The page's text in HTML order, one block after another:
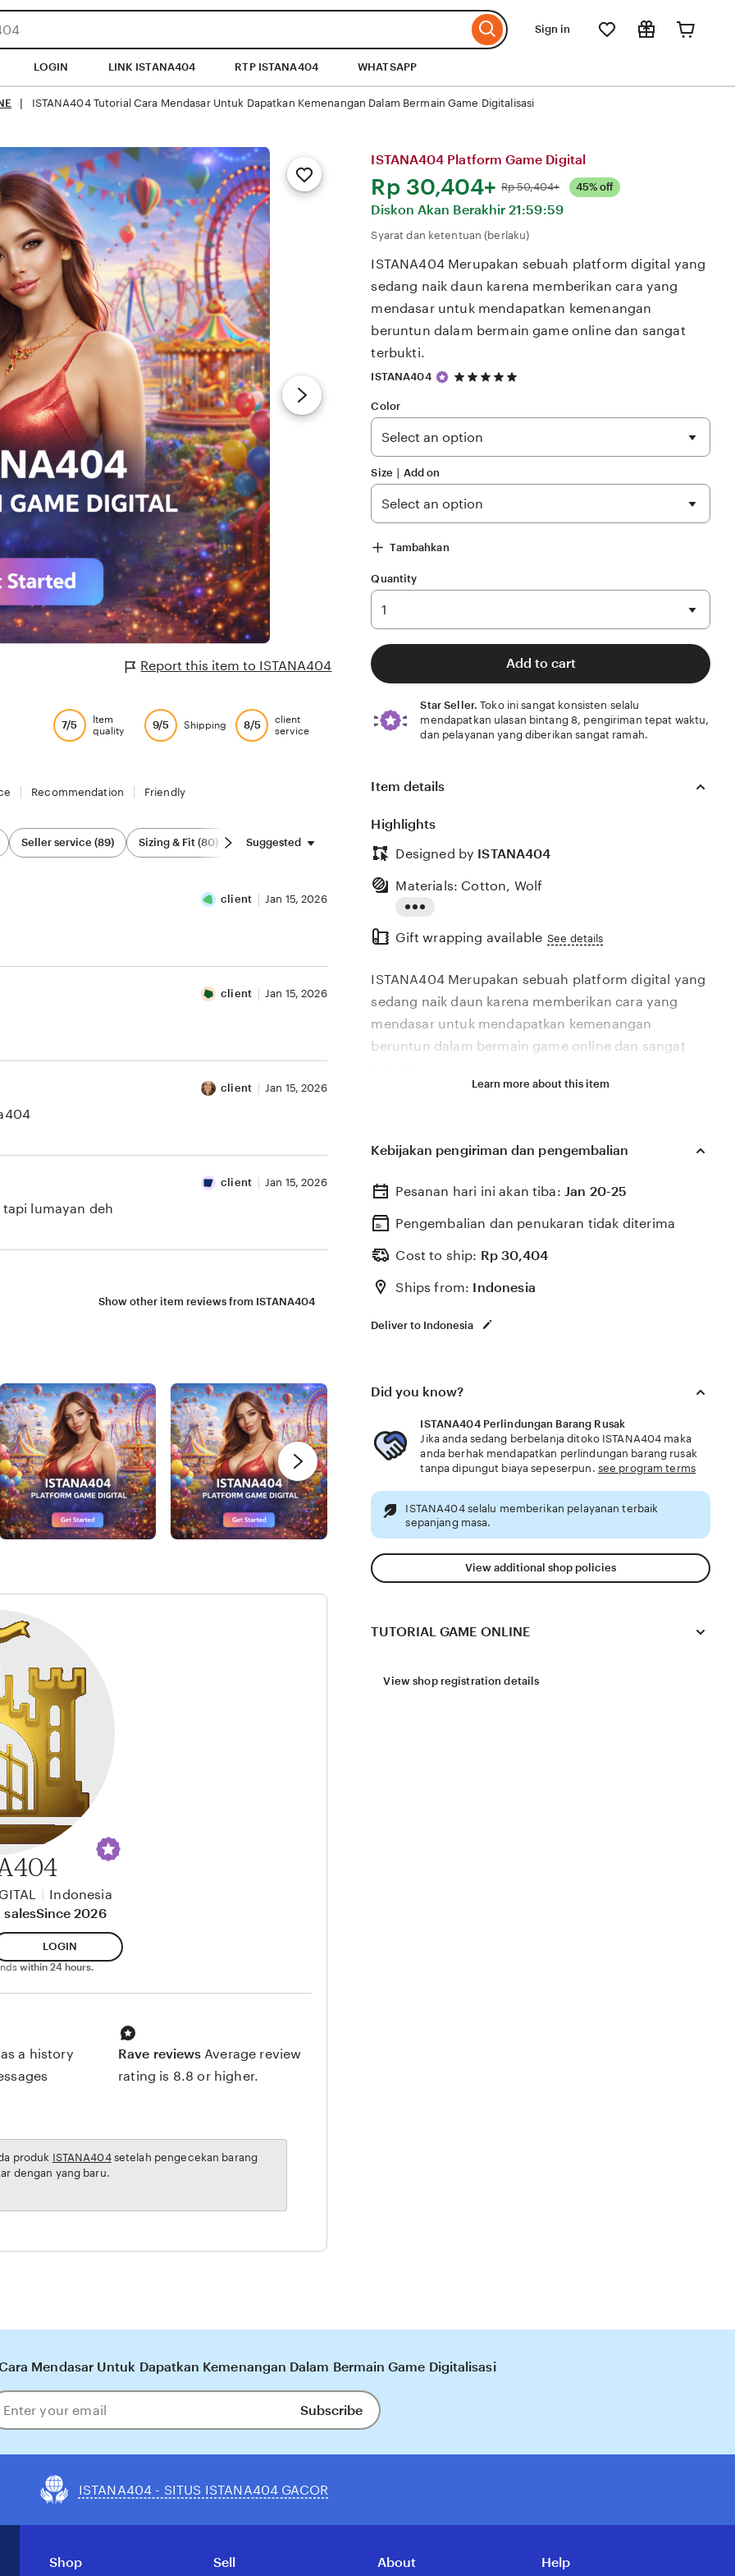
Sign in
LOGIN LINK ISTANA404 RTP ISTANA404 WHATSAPP
ISTANA404 Tutorial Cara Mendasar Untuk Dapatkan Kemenangan Dalam Bermain Game Digitalisasi
Add
to
Report this item to ISTANA404
ISTANA404 Platform Game Digital
Harga:
Rp 30,404+ Normal:
Rp 50,404+ 45% off
Diskon Akan Berakhir21:59:59
Syarat dan ketentuan (berlaku)
ISTANA404 Merupakan sebuah platform digital yang
sedang naik daun karena memberikan cara yang
mendasar untuk mendapatkan kemenangan
beruntun dalam bermain game online dan sangat
terbukti.
ISTANA404
5
5
stars
Color
Size ∣ Add on
Tambahkan
Quantity
Add to cart
Star Seller. Toko ini sangat konsisten selalu
mendapatkan ulasan bintang 8, pengiriman tepat waktu,
dan pelayanan yang diberikan sangat ramah.
Item details
Highlights
Designed by ISTANA404
the
description
Materials: Cotton, Wolf
Gift wrapping available See details
ISTANA404 Merupakan sebuah platform digital yang
sedang naik daun karena memberikan cara yang
mendasar untuk mendapatkan kemenangan
beruntun dalam bermain game online dan sangat
Learn more about this item
Kebijakan pengiriman dan pengembalian
Pesanan hari ini akan tiba: Jan 20-25
Pengembalian dan penukaran tidak diterima
Cost to ship: Rp 30,404
Ships from: Indonesia
Deliver to Indonesia
Did you know?
ISTANA404 Perlindungan Barang Rusak
Jika anda sedang berbelanja ditoko ISTANA404 maka
anda berhak mendapatkan perlindungan barang rusak
tanpa dipungut biaya sepeserpun. see program terms
ISTANA404 selalu memberikan pelayanan terbaik
sepanjang masa.
View additional shop policies
TUTORIAL GAME ONLINE
View shop registration details
7/5
Item
quality
9/5 Shipping 8/5
client
service
Recommendation Friendly
Seller service (89) Sizing & Fit (80) Value (88)
Suggested
client Jan 15, 2026
client Jan 15, 2026
client Jan 15, 2026
client Jan 15, 2026
lumayan deh
Show other item reviews from ISTANA404
Indonesia
salesSince 2026
LOGIN
within 24 hours.
a history
Rave reviews Average review
rating is 8.8 or higher.
produk ISTANA404setelah pengecekan barang
dengan yang baru.
Mendasar Untuk Dapatkan Kemenangan Dalam Bermain Game Digitalisasi
Subscribe
ISTANA404 - SITUS ISTANA404 GACOR
Shop Sell About Help